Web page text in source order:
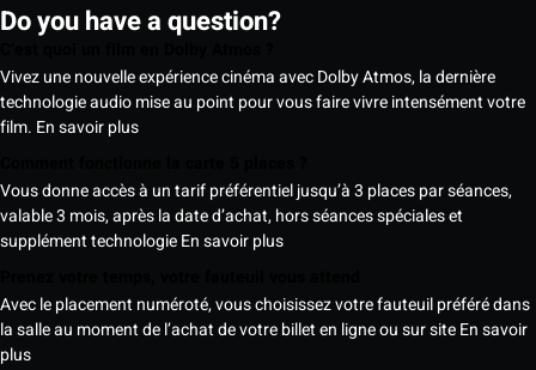
Do you have a question?
Vivez une nouvelle expérience cinéma avec Dolby Atmos, la dernière
technologie audio mise au point pour vous faire vivre intensément votre
film. En savoir plus
Vous donne accès à un tarif préférentiel jusqu’à 3 places par séances,
valable 3 mois, après la date d’achat, hors séances spéciales et
supplément technologieEn savoir plus
Avec le placement numéroté, vous choisissez votre fauteuil préféré dans
la salle au moment de l’achat de votre billet en ligne ou sur siteEn savoir
plus